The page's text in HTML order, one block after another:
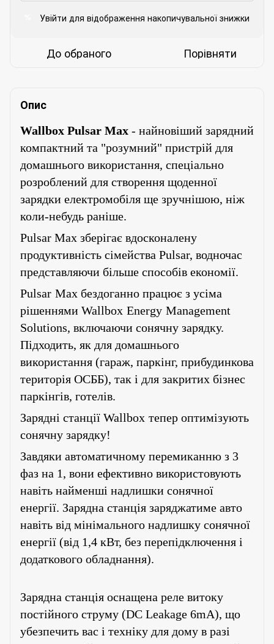
Увійти для відображення накопичувальної знижки
До обраного Порівняти
Опис
Wallbox Pulsar Max - найновіший зарядний
компактний та "розумний" пристрій для
домашнього використання, спеціально
розроблений для створення щоденної
зарядки електромобіля ще зручнішою, ніж
коли-небудь раніше.
Pulsar Max зберігає вдосконалену
продуктивність сімейства Pulsar, водночас
представляючи більше способів економії.
Pulsar Max бездоганно працює з усіма
рішеннями Wallbox Energy Management
Solutions, включаючи сонячну зарядку.
Підходить, як для домашнього
використання (гараж, паркінг, прибудинкова
територія ОСББ), так і для закритих бізнес
паркінгів, готелів.
Зарядні станції Wallbox тепер оптимізують
сонячну зарядку!
Завдяки автоматичному перемиканню з 3
фаз на 1, вони ефективно використовують
навіть найменші надлишки сонячної
енергії. Зарядна станція заряджатиме авто
навіть від мінімального надлишку сонячної
енергії (від 1,4 кВт, без перепідключення і
додаткового обладнання).
Зарядна станція оснащена реле витоку
постійного струму (DC Leakage 6mA), що
убезпечить вас і техніку для дому в разі